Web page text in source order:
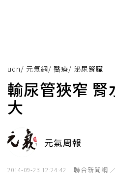
udn/ 元氣網/ 醫療/ 泌尿腎臟
輸尿管狹窄 腎
大
元氣周報
2014-09-23 12:24:42 聯合新聞網